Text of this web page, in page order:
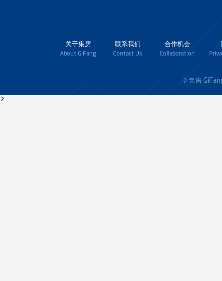
关于集房
About GiFang
联系我们
Contact Us
合作机会
Collaboration
© 集房
>